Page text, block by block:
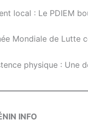
local : Le PDIEM
Mondiale de Lutte
physique : Une
INFO